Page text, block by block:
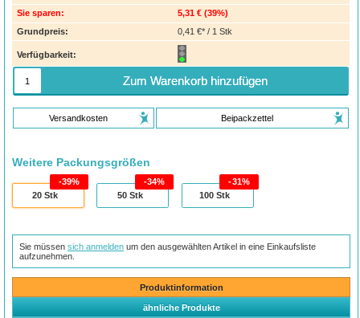
Sie sparen: 5,31 € (39%)
Grundpreis:
0,41 €* / 1 Stk
Verfügbarkeit:
Zum Warenkorb hinzufügen
Versandkosten Beipackzettel
Weitere Packungsgrößen
20 Stk
39%
50Stk
34%
100 Stk
31%
Sie müssensich anmelden um den ausgewählten Artikel in eine Einkaufsliste
aufzunehmen.
Produktinformation
ähnliche Produkte